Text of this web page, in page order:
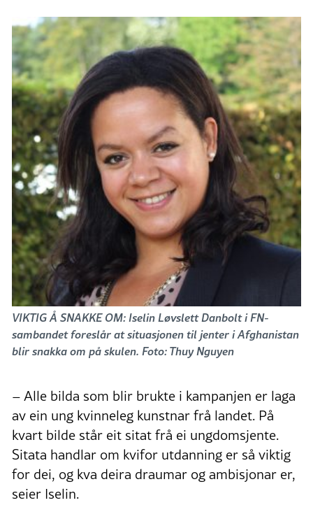
VIKTIG Å SNAKKE OM: Iselin Løvslett Danbolt i FN-
sambandet foreslår at situasjonen til jenter i Afghanistan
blir snakka om på skulen. Foto: Thuy Nguyen
– Alle bilda som blir brukte i kampanjen er laga
av ein ung kvinneleg kunstnar frå landet. På
kvart bilde står eit sitat frå ei ungdomsjente.
Sitata handlar om kvifor utdanning er så viktig
for dei, og kva deira draumar og ambisjonar er,
seier Iselin.